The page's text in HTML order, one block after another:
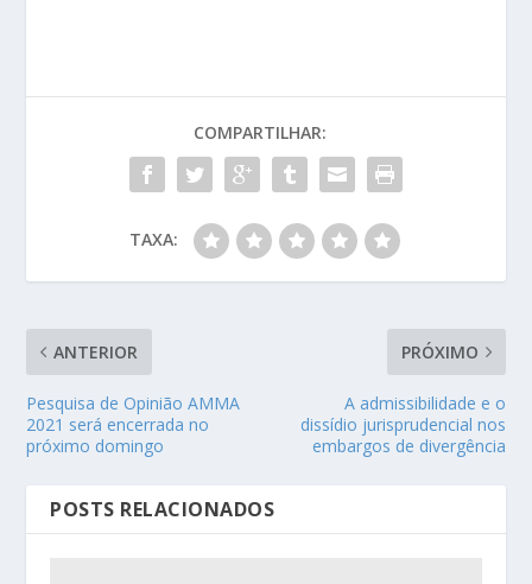
COMPARTILHAR:
TAXA:
ANTERIOR
Pesquisa de Opinião AMMA
2021 será encerrada no
próximo domingo
PRÓXIMO
A admissibilidade e o
dissídio jurisprudencial nos
embargos de divergência
POSTS RELACIONADOS